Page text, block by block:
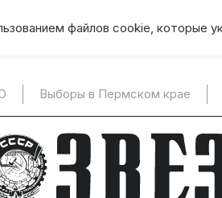
файлов cookie, которые
Выборы в Пермском крае